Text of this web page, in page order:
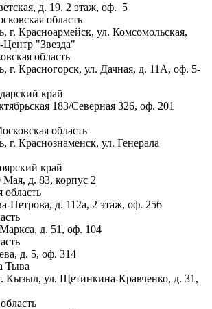
д. 19, 2 этаж, оф. 5
область
г. Красноармейск, ул. Комсомольская,
Центр "Звезда"
область
г. Красногорск, ул. Дачная, д. 11А, оф. 5-
край
183/Северная 326, оф. 201
область
г. Краснознаменск, ул. Генерала
край
Мая, д. 83, корпус 2
область
Петрова, д. 112а, 2 этаж, оф. 256
д. 51, оф. 104
д. 5, оф. 314
Тыва
Кызыл, ул. Щетинкина-Кравченко, д. 31,